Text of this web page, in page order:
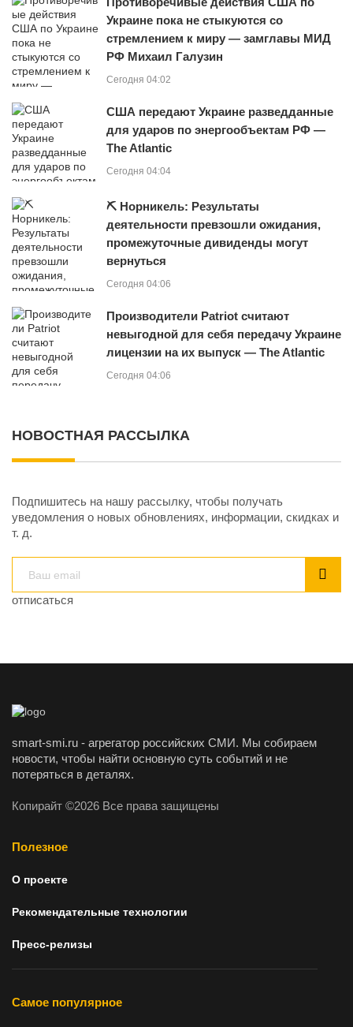
Украине пока не стыкуются со
стремлением к миру — замглавы МИД
РФ Михаил Галузин
Сегодня 04:02
США передают Украине разведданные
для ударов по энергообъектам РФ —
The Atlantic
Сегодня 04:04
⛏ Норникель: Результаты
деятельности превзошли ожидания,
промежуточные дивиденды могут
вернуться
Сегодня 04:06
Производители Patriot считают
невыгодной для себя передачу Украине
лицензии на их выпуск — The Atlantic
Сегодня 04:06
НОВОСТНАЯ РАССЫЛКА
Подпишитесь на нашу рассылку, чтобы получать
уведомления о новых обновлениях, информации, скидках и
т. д.
отписаться
smart-smi.ru - агрегатор российских СМИ. Мы собираем
новости, чтобы найти основную суть событий и не
потеряться в деталях.
Копирайт ©2026 Все права защищены
Полезное
О проекте
Рекомендательные технологии
Пресс-релизы
Самое популярное